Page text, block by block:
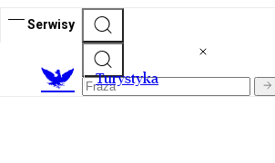
Serwisy
Turystyka